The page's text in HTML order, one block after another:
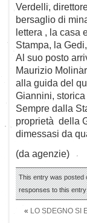
Verdelli,
bersaglio di
lettera , la casa
Stampa, la
Al suo posto
Maurizio
alla guida del
Giannini,
Sempre dalla
proprietà della
dimessasi da
(da agenzie)
This entry was posted
responses to this
« LO SDEGNO SI